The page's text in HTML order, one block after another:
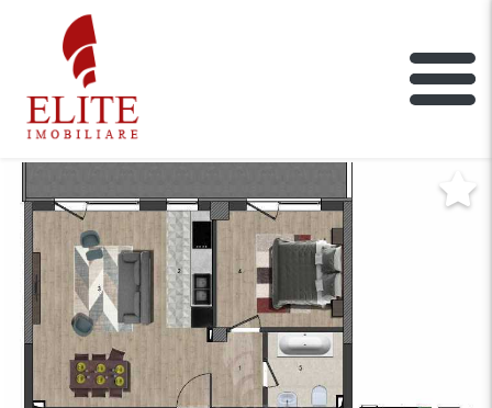
ELITE IMOBILIARE
Main Nav